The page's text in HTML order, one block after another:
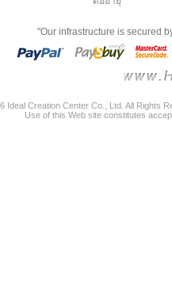
"Our infrastructure is secured
Ideal Creation Center Co., Ltd. All Rights
Use of this Web site constitutes